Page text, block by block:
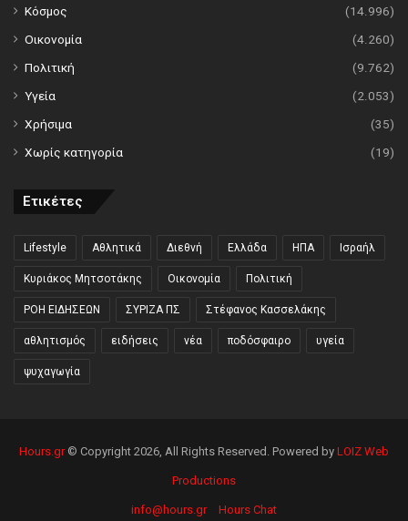
Κόσμος
(14.996)
Οικονομία
(4.260)
Πολιτική
(9.762)
Υγεία
(2.053)
Χρήσιμα
(35)
Χωρίς κατηγορία
(19)
Ετικέτες
Lifestyle Αθλητικά Διεθνή Ελλάδα ΗΠΑ Ισραήλ
Κυριάκος Μητσοτάκης Οικονομία Πολιτική
ΡΟΗ ΕΙΔΗΣΕΩΝ ΣΥΡΙΖΑ ΠΣ Στέφανος Κασσελάκης
αθλητισμός ειδήσεις νέα ποδόσφαιρο υγεία
ψυχαγωγία
Hours.gr© Copyright 2026, All Rights Reserved. Powered by LOIZ Web
Productions
info@hours.gr Hours Chat